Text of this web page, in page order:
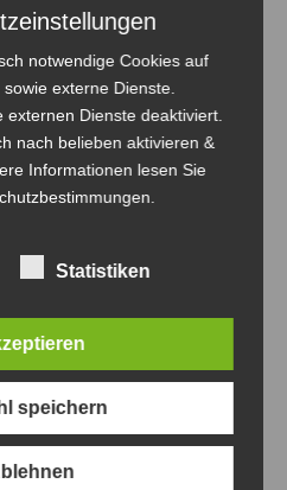
2024 – Update
Fritsche 30. April 2024
es beim Beach-Cup noch
notwendige Cookies auf
externe Dienste.
Dienste deaktiviert.
nach belieben aktivieren &
Informationen lesen Sie
Statistiken
speichern